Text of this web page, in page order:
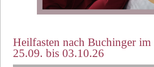
Heilfasten nach Buchinger
25.09. bis 03.10.26